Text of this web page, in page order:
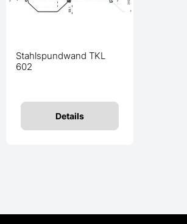
Stahlspundwand TKL
602
Details